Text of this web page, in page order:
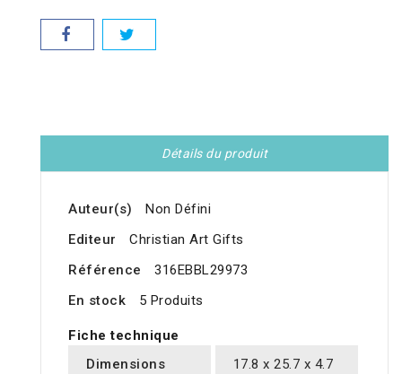
Détails du produit
Auteur(s)
Non Défini
Editeur
Christian Art Gifts
Référence
316EBBL29973
En stock
5 Produits
Fiche technique
Dimensions
17.8 x 25.7 x 4.7